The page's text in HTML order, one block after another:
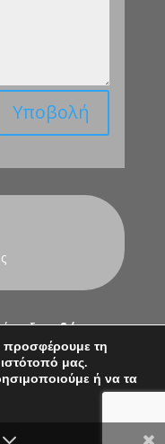
Υποβολή
εδώ
προσφέρουμε τη
μας.
ή να τα